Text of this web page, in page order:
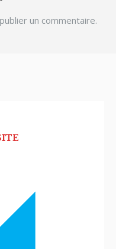
un commentaire.